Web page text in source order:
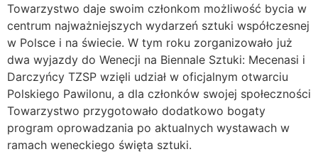
Towarzystwo daje swoim członkom możliwość bycia w
centrum najważniejszych wydarzeń sztuki współczesnej
w Polsce i na świecie. W tym roku zorganizowało już
dwa wyjazdy do Wenecji na Biennale Sztuki: Mecenasi i
Darczyńcy TZSP wzięli udział w oficjalnym otwarciu
Polskiego Pawilonu, a dla członków swojej społeczności
Towarzystwo przygotowało dodatkowo bogaty
program oprowadzania po aktualnych wystawach w
ramach weneckiego święta sztuki.